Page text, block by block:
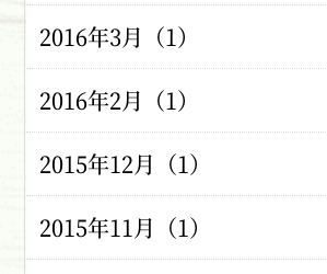
2016年3月（1）
2016年2月（1）
2015年12月（1）
2015年11月（1）